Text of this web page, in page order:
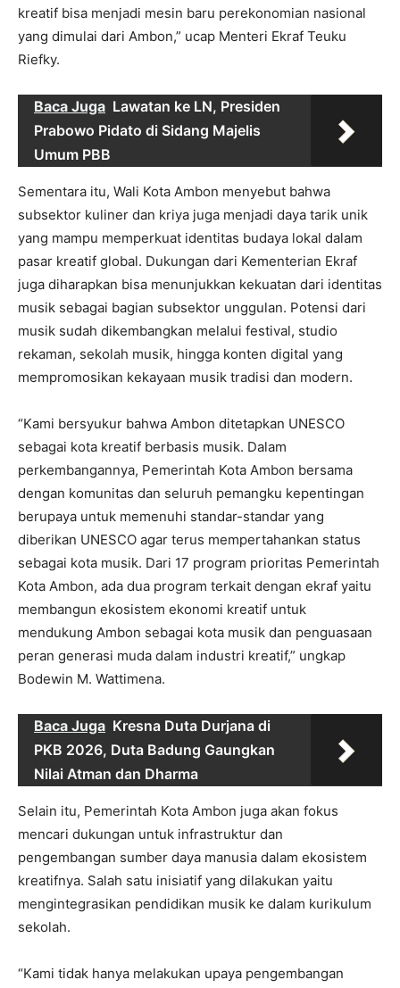
kreatif bisa menjadi mesin baru perekonomian nasional
yang dimulai dari Ambon,” ucap Menteri Ekraf Teuku
Riefky.
Baca Juga Lawatan ke LN, Presiden
Prabowo Pidato di Sidang Majelis
Umum PBB
Sementara itu, Wali Kota Ambon menyebut bahwa
subsektor kuliner dan kriya juga menjadi daya tarik unik
yang mampu memperkuat identitas budaya lokal dalam
pasar kreatif global. Dukungan dari Kementerian Ekraf
juga diharapkan bisa menunjukkan kekuatan dari identitas
musik sebagai bagian subsektor unggulan. Potensi dari
musik sudah dikembangkan melalui festival, studio
rekaman, sekolah musik, hingga konten digital yang
mempromosikan kekayaan musik tradisi dan modern.
“Kami bersyukur bahwa Ambon ditetapkan UNESCO
sebagai kota kreatif berbasis musik. Dalam
perkembangannya, Pemerintah Kota Ambon bersama
dengan komunitas dan seluruh pemangku kepentingan
berupaya untuk memenuhi standar-standar yang
diberikan UNESCO agar terus mempertahankan status
sebagai kota musik. Dari 17 program prioritas Pemerintah
Kota Ambon, ada dua program terkait dengan ekraf yaitu
membangun ekosistem ekonomi kreatif untuk
mendukung Ambon sebagai kota musik dan penguasaan
peran generasi muda dalam industri kreatif,” ungkap
Bodewin M. Wattimena.
Baca Juga Kresna Duta Durjana di
PKB 2026, Duta Badung Gaungkan
Nilai Atman dan Dharma
Selain itu, Pemerintah Kota Ambon juga akan fokus
mencari dukungan untuk infrastruktur dan
pengembangan sumber daya manusia dalam ekosistem
kreatifnya. Salah satu inisiatif yang dilakukan yaitu
mengintegrasikan pendidikan musik ke dalam kurikulum
sekolah.
“Kami tidak hanya melakukan upaya pengembangan